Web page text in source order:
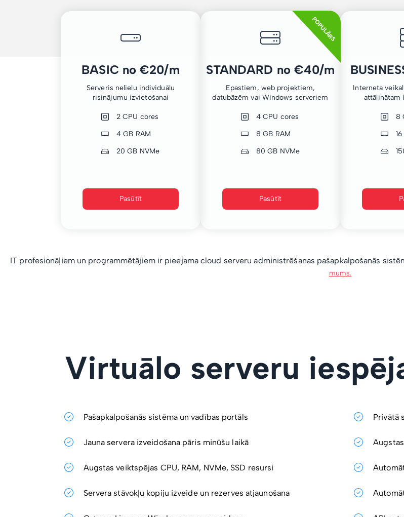
BASIC no €20/m
Serveris nelielu individuālu
risinājumu izvietošanai
2 CPU cores
4 GB RAM
20 GB NVMe
Pasūtīt
POPULĀRS
STANDARD no €40/m
Epastiem, web projektiem,
datubāzēm vai Windows serveriem
4 CPU cores
8 GB RAM
80 GB NVMe
Pasūtīt
Interneta
attālinātam
8
IT profesionāļiem un programmētājiem ir pieejama cloud serveru administrēšanas pašapkalpošanās
mums.
Virtuālo serveru
Pašapkalpošanās sistēma un vadības portāls
Jauna servera izveidošana pāris minūšu laikā
Augstas veiktspējas CPU, RAM, NVMe, SSD resursi
Servera stāvokļu kopiju izveide un rezerves atjaunošana
Privātā